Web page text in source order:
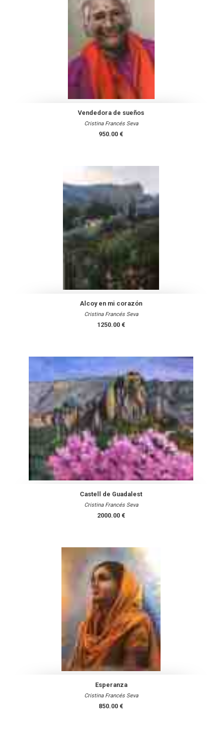
Vendedora de sueños
Cristina Francés Seva
950.00 €
Alcoy en mi corazón
Cristina Francés Seva
1250.00 €
Castell de Guadalest
Cristina Francés Seva
2000.00 €
Esperanza
Cristina Francés Seva
850.00 €